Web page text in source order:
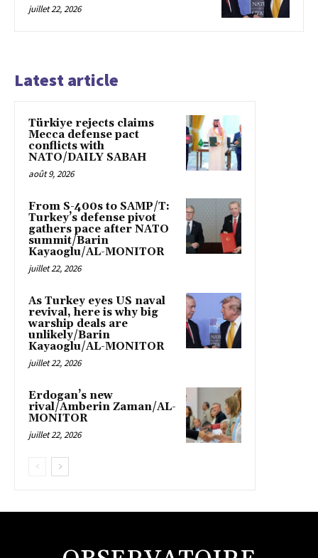
juillet 22, 2026
Latest article
Türkiye rejects claims
Mecca defense pact
conflicts with
NATO/DAILY SABAH
août 9, 2026
From S-400s to SAMP/T:
Turkey’s defense pivot
gathers pace after NATO
summit/Barin
Kayaoglu/AL-MONITOR
juillet 22, 2026
As Turkey eyes US naval
revival, here is why big
warship deals are
unlikely/Barin
Kayaoglu/AL-MONITOR
juillet 22, 2026
Erdogan’s new
rival/Amberin Zaman/AL-
MONITOR
juillet 22, 2026